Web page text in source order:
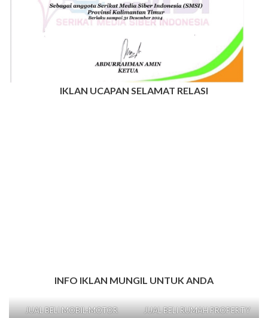
IKLAN UCAPAN SELAMAT RELASI
INFO IKLAN MUNGIL UNTUK ANDA
JUAL BELI MOBIL-MOTOR JUAL BELI RUMAH PROPERTY